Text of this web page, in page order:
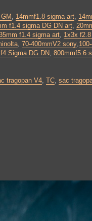
, 14mmf1.8 sigma art,
f1.4 sigma DG DN art,
f1.4 sigma art, 1x3x
, 70-400mmV2 sony,
Sigma DG DN, 800mmf5.6
tragopan V4, TC, sac